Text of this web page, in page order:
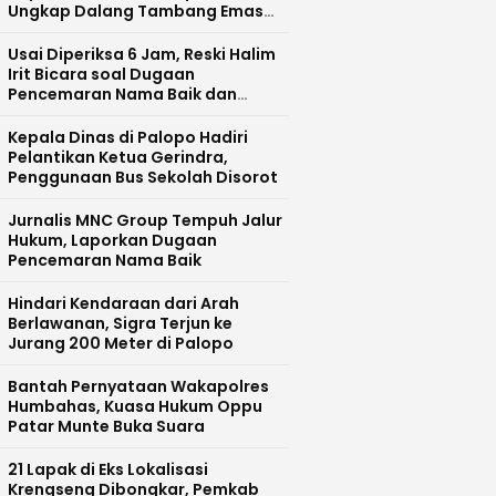
Ungkap Dalang Tambang Emas
Usai Diperiksa 6 Jam, Reski Halim
Irit Bicara soal Dugaan
Pencemaran Nama Baik dan
Kepala Dinas di Palopo Hadiri
Pelantikan Ketua Gerindra,
Penggunaan Bus Sekolah Disorot
Jurnalis MNC Group Tempuh Jalur
Hukum, Laporkan Dugaan
Pencemaran Nama Baik
Hindari Kendaraan dari Arah
Berlawanan, Sigra Terjun ke
Jurang 200 Meter di Palopo
Bantah Pernyataan Wakapolres
Humbahas, Kuasa Hukum Oppu
Patar Munte Buka Suara
21 Lapak di Eks Lokalisasi
Krengseng Dibongkar, Pemkab